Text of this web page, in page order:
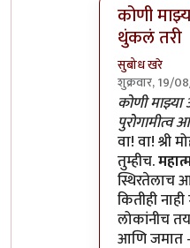
कोणी
थुंकलं तरी
सुबोध खरे
शुक्रवार, 19/
In reply to
कोणी
पुरोगामीत्व
वा! वा! श्री
तुम्हीच.
स्थिरतेलाच
कितीही
लोकांनीच
आणि जमात -